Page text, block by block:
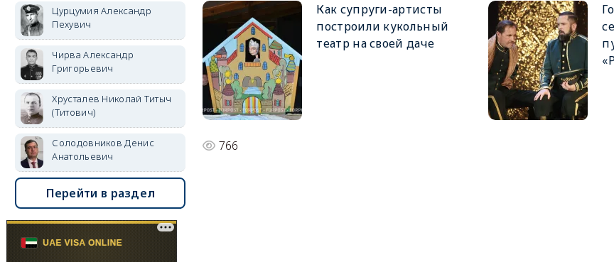
Как супруги-артисты
построили кукольный
театр на своей даче
766
Цурцумия Александр
Пехувич
Чирва Александр
Григорьевич
Хрусталев Николай Титыч
(Титович)
Солодовников Денис
Анатольевич
Перейти в раздел